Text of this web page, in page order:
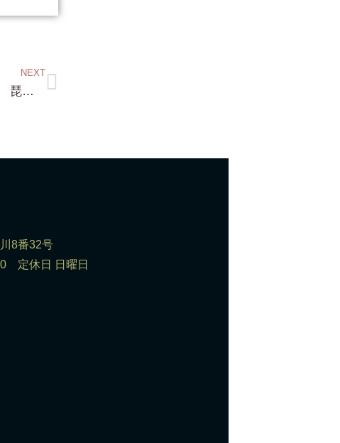
NEXT
北比良 琵琶湖浜付き 約840坪 物件は 琵琶湖までの 専用スロープ付きです！・・これまた レアな物件です！価格 12,500万円！
8番32号
定休日 日曜日